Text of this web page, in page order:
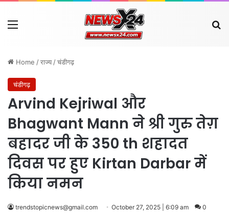
Menu
Home /राज्य /चंडीगढ़
चंडीगढ़
Arvind Kejriwal और
Bhagwant Mann ने श्री गुरु तेग़
बहादर जी के 350 th शहादत
दिवस पर हुए Kirtan Darbar में
किया नमन
trendstopicnews@gmail.com October 27, 2025 | 6:09 am 0